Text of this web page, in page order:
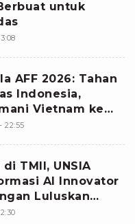
untuk
AFF 2026: Tahan
Indonesia,
Vietnam ke
Runner Up
22:55
TMII, UNSIA
AI Innovator
Luluskan